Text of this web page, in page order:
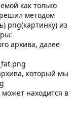
как только
методом
png(картинку) из
архива, далее
который мы
находится в